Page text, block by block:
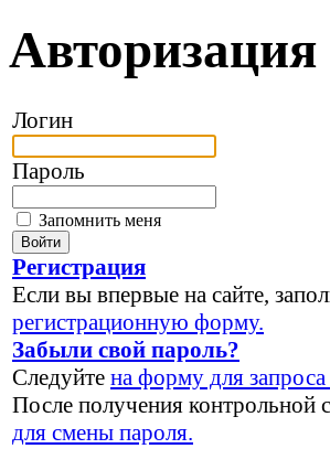
Авторизация
Логин
Пароль
Запомнить меня
Регистрация
Если вы впервые на сайте,
регистрационную форму.
Забыли свой пароль?
Следуйте на форму для запроса
После получения контрольной
для смены пароля.